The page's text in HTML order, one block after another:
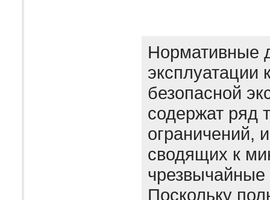
Нормативные
эксплуатации
безопасной
содержат ряд
ограничений,
сводящих к
чрезвычайные
Поскольку